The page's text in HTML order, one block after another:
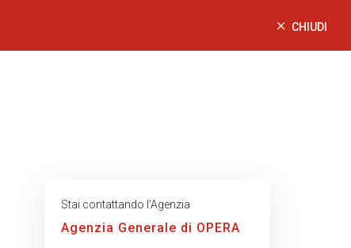
CHIUDI
Stai contattando l’Agenzia
Agenzia Generale di OPERA